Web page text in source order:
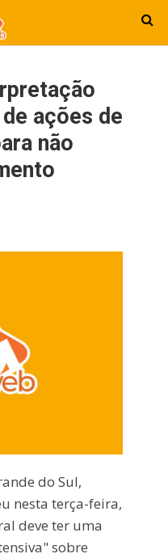
ações de
não
do Sul,
nesta terça-feira,
deve ter uma
sobre